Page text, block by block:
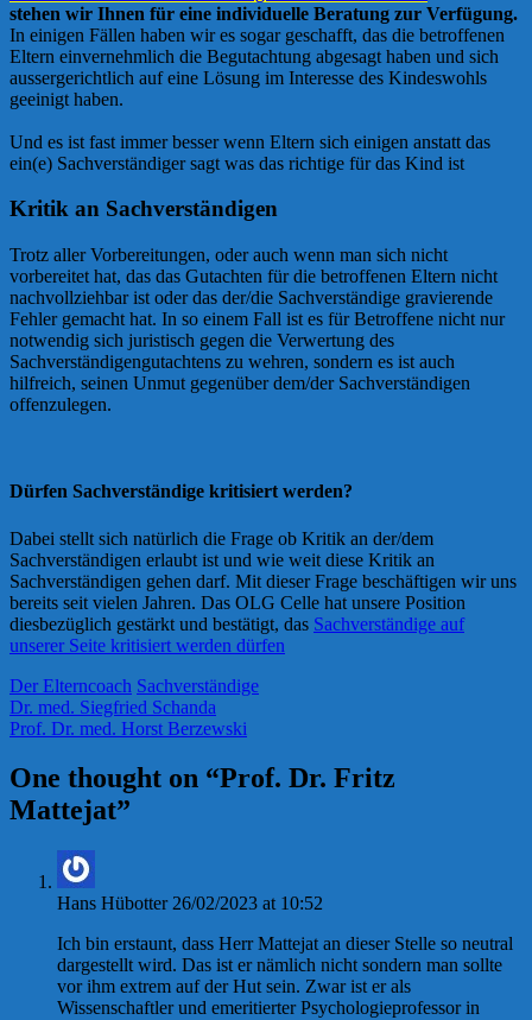
stehen wir Ihnen für eine individuelle Beratung zur Verfügung.
In einigen Fällen haben wir es sogar geschafft, das die betroffenen
Eltern einvernehmlich die Begutachtung abgesagt haben und sich
aussergerichtlich auf eine Lösung im Interesse des Kindeswohls
geeinigt haben.
Und es ist fast immer besser wenn Eltern sich einigen anstatt das
ein(e) Sachverständiger sagt was das richtige für das Kind ist
Kritik an Sachverständigen
Trotz aller Vorbereitungen, oder auch wenn man sich nicht
vorbereitet hat, das das Gutachten für die betroffenen Eltern nicht
nachvollziehbar ist oder das der/die Sachverständige gravierende
Fehler gemacht hat. In so einem Fall ist es für Betroffene nicht nur
notwendig sich juristisch gegen die Verwertung des
Sachverständigengutachtens zu wehren, sondern es ist auch
hilfreich, seinen Unmut gegenüber dem/der Sachverständigen
offenzulegen.
Dürfen Sachverständige kritisiert werden?
Dabei stellt sich natürlich die Frage ob Kritik an der/dem
Sachverständigen erlaubt ist und wie weit diese Kritik an
Sachverständigen gehen darf. Mit dieser Frage beschäftigen wir uns
bereits seit vielen Jahren. Das OLG Celle hat unsere Position
diesbezüglich gestärkt und bestätigt, das Sachverständige auf
unserer Seite kritisiert werden dürfen
Der Elterncoach Sachverständige
Dr. med. Siegfried Schanda
Prof. Dr. med. Horst Berzewski
One thought on “Prof. Dr. Fritz
Mattejat”
Hans Hübotter 26/02/2023 at 10:52
Ich bin erstaunt, dass Herr Mattejat an dieser Stelle so neutral
dargestellt wird. Das ist er nämlich nicht sondern man sollte
vor ihm extrem auf der Hut sein. Zwar ist er als
Wissenschaftler und emeritierter Psychologieprofessor in